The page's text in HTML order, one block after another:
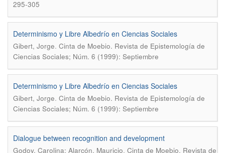
295-305
Determinismo y Libre Albedrío en Ciencias Sociales
Gibert, Jorge. Cinta de Moebio. Revista de Epistemología de
Ciencias Sociales; Núm. 6 (1999): Septiembre
Determinismo y Libre Albedrío en Ciencias Sociales
Gibert, Jorge. Cinta de Moebio. Revista de Epistemología de
Ciencias Sociales; Núm. 6 (1999): Septiembre
Dialogue between recognition and development
Godoy, Carolina; Alarcón, Mauricio. Cinta de Moebio. Revista de